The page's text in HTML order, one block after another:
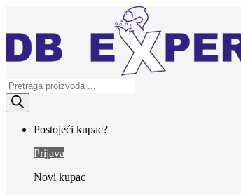
navigation
content
Products
search
Postojeći kupac?
Prijava
Novi kupac